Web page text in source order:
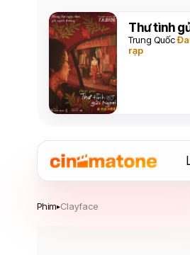
Thư tình
Trung Quốc
rạp
Phim▸Clayface